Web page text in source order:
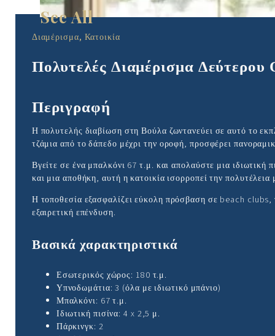
Διαμέρισμα, Κατοικία
Πολυτελές Διαμέρισμα
Περιγραφή
Η πολυτελής διαβίωση στη Βούλα ζωντανεύει σε αυτό το
τζάμια από το δάπεδο μέχρι την οροφή, προσφέρει
Βγείτε σε ένα μπαλκόνι 67 τ.μ. και απολαύστε μια
και μια αποθήκη, αυτή η κατοικία ισορροπεί την πολυτέλεια
Η τοποθεσία εξασφαλίζει εύκολη πρόσβαση σε beach clubs,
εξαιρετική επένδυση.
Βασικά χαρακτηριστικά
Εσωτερικός χώρος: 180 τ.μ.
Υπνοδωμάτια: 3 (όλα με ιδιωτικό μπάνιο)
Μπαλκόνι: 67 τ.μ.
Ιδιωτική πισίνα: 4 x 2,5 μ.
Πάρκινγκ: 2